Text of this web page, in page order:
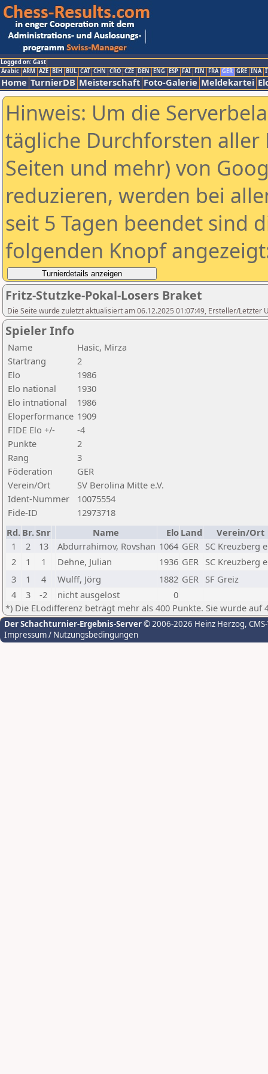
Logged on: Gast
Arabic ARM AZE BIH BUL CAT CHN CRO CZE DEN ENG ESP FAI FIN FRA GER GRE INA
Home TurnierDB Meisterschaft Foto-Galerie Meldekartei
Hinweis: Um die
tägliche Durchforsten aller
Seiten und mehr) von
reduzieren, werden bei
seit 5 Tagen beendet sind
folgenden Knopf
Fritz-Stutzke-Pokal-Losers Braket
Die Seite wurde zuletzt aktualisiert am 06.12.2025 01:07:49, Ersteller/Letzter
Spieler Info
Name
Hasic, Mirza
Startrang
2
Elo
1986
Elo national
1930
Elo intnational
1986
Eloperformance 1909
FIDE Elo +/-
-4
Punkte
2
Rang
3
Föderation
GER
Verein/Ort
SV Berolina Mitte e.V.
Ident-Nummer
10075554
Fide-ID
12973718
Rd. Br.Snr Name Elo Land
Verein/Ort
1
2 13 Abdurrahimov, Rovshan 1064 GER SC Kreuzberg
2
1 1 Dehne, Julian 1936 GER SC Kreuzberg
3
1 4 Wulff, Jörg 1882 GER SF Greiz
4
3 -2 nicht ausgelost
0
*) Die ELodifferenz beträgt mehr als 400 Punkte. Sie wurde auf
Der Schachturnier-Ergebnis-Server© 2006-2026 Heinz Herzog,
Impressum / Nutzungsbedingungen